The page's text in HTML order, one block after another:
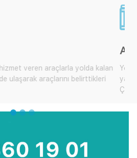
ulaşarak size yakın olan mobil araçtan
karşılaşılan bu durum için artık
talep edebilirsiniz.